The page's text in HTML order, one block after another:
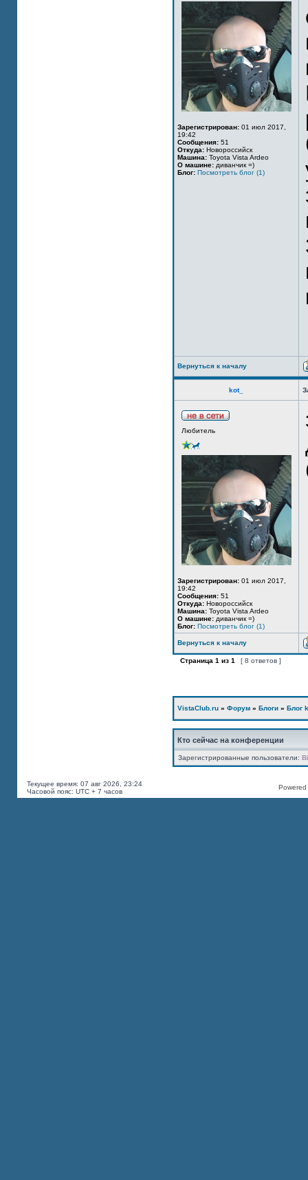
Зарегистрирован: 01 июл 2017,
19:42
Сообщения: 51
Откуда: Новороссийск
Машина: Toyota Vista Ardeo
О машине: диванчик =)
Блог: Посмотреть блог (1)
Вернуться к началу
kot_
Любитель
Зарегистрирован: 01 июл 2017,
19:42
Сообщения: 51
Откуда: Новороссийск
Машина: Toyota Vista Ardeo
О машине: диванчик =)
Блог: Посмотреть блог (1)
Вернуться к началу
Страница 1 из 1 [ 8 ответов ]
VistaClub.ru » Форум » Блоги » Блог
Кто сейчас на конференции
Зарегистрированные пользователи:
Текущее время: 07 авг 2026, 23:24
Часовой пояс: UTC + 7 часов